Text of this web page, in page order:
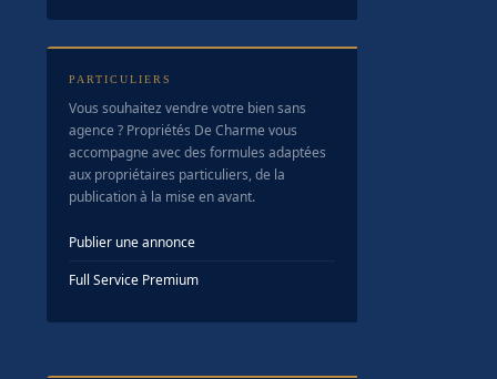
PARTICULIERS
Vous souhaitez vendre votre bien sans
agence ? Propriétés De Charme vous
accompagne avec des formules adaptées
aux propriétaires particuliers, de la
publication à la mise en avant.
Publier une annonce
Full Service Premium